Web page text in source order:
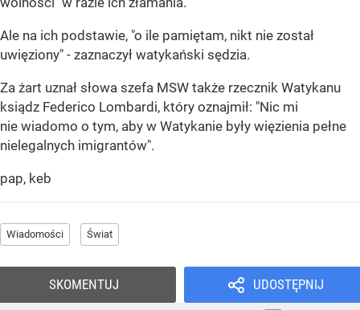
Ale na ich podstawie, "o ile pamiętam, nikt nie został
uwięziony" - zaznaczył watykański sędzia.
Za żart uznał słowa szefa MSW także rzecznik Watykanu
ksiądz Federico Lombardi, który oznajmił: "Nic mi
nie wiadomo o tym, aby w Watykanie były więzienia pełne
nielegalnych imigrantów".
pap, keb
Wiadomości Świat
UDOSTĘPNIJ
SKOMENTUJ